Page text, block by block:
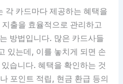
각 카드마다 제공하는 혜택을
출을 효율적으로 관리하고
방법입니다. 많은 카드사들
있는데, 이를 놓치게 되면 손
습니다. 혜택을 확인하는 것
포인트 적립, 현금 환급 등의